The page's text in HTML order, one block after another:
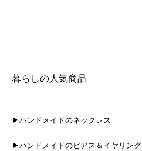
暮らしの人気商品
▶ハンドメイドのネックレス
▶ハンドメイドのピアス＆イヤリング